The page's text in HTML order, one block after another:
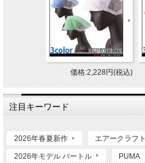
価格:2,228円(税込)
注目キーワード
2026年春夏新作 エアークラフト
2026年モデル バートル PUMA